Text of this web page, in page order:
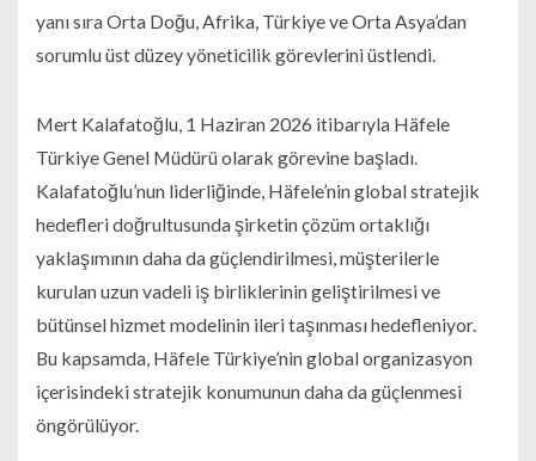
yanı sıra Orta Doğu, Afrika, Türkiye ve Orta Asya’dan
sorumlu üst düzey yöneticilik görevlerini üstlendi.
Mert Kalafatoğlu, 1 Haziran 2026 itibarıyla Häfele
Türkiye Genel Müdürü olarak görevine başladı.
Kalafatoğlu’nun liderliğinde, Häfele’nin global stratejik
hedefleri doğrultusunda şirketin çözüm ortaklığı
yaklaşımının daha da güçlendirilmesi, müşterilerle
kurulan uzun vadeli iş birliklerinin geliştirilmesi ve
bütünsel hizmet modelinin ileri taşınması hedefleniyor.
Bu kapsamda, Häfele Türkiye’nin global organizasyon
içerisindeki stratejik konumunun daha da güçlenmesi
öngörülüyor.